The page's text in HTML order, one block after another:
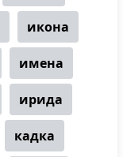
икона
имена
ирида
кадка